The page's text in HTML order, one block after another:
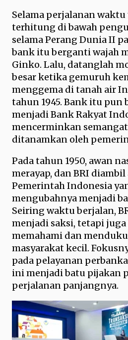
Selama perjalanan
terhitung di bawah
selama Perang Dunia II
bank itu berganti wajah
Ginko. Lalu, datanglah
besar ketika gemuruh
menggema di tanah air
tahun 1945. Bank itu pun
menjadi Bank Rakyat
mencerminkan
ditanamkan oleh
Pada tahun 1950, awan
merayap, dan BRI
Pemerintah Indonesia
mengubahnya menjadi
Seiring waktu berjalan,
menjadi saksi, tetapi
memahami dan
masyarakat kecil.
pada pelayanan
ini menjadi batu pijakan
perjalanan panjangnya.